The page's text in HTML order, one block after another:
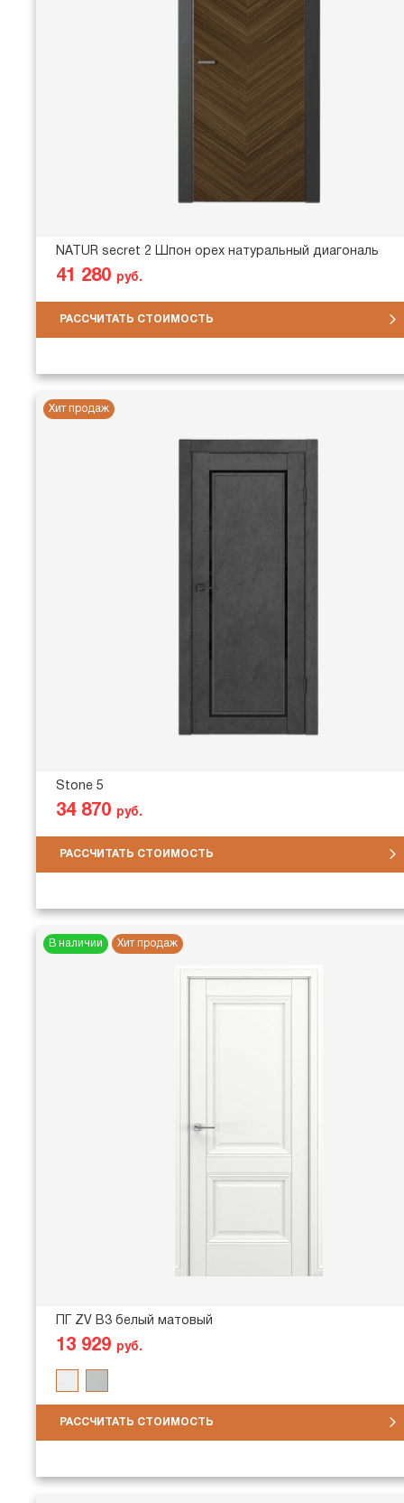
NATUR secret 2 Шпон орех натуральный диагональ
41 280 руб.
РАССЧИТАТЬ СТОИМОСТЬ
Хит продаж
Stone 5
34 870 руб.
РАССЧИТАТЬ СТОИМОСТЬ
В наличии Хит продаж
ПГ ZV В3 белый матовый
13 929 руб.
РАССЧИТАТЬ СТОИМОСТЬ